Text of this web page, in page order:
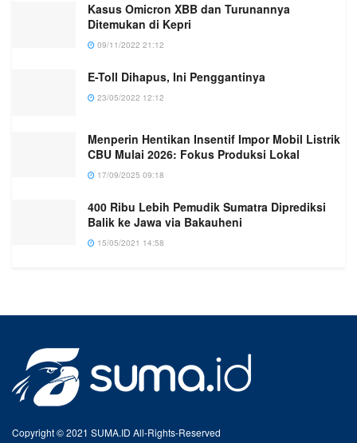
Kasus Omicron XBB dan Turunannya
Ditemukan di Kepri
09/11/2022 21:12
E-Toll Dihapus, Ini Penggantinya
23/05/2022 12:12
Menperin Hentikan Insentif Impor Mobil Listrik
CBU Mulai 2026: Fokus Produksi Lokal
17/09/2025 09:18
400 Ribu Lebih Pemudik Sumatra Diprediksi
Balik ke Jawa via Bakauheni
15/05/2021 14:58
Copyright © 2021 SUMA.ID All-Rights-Reserved